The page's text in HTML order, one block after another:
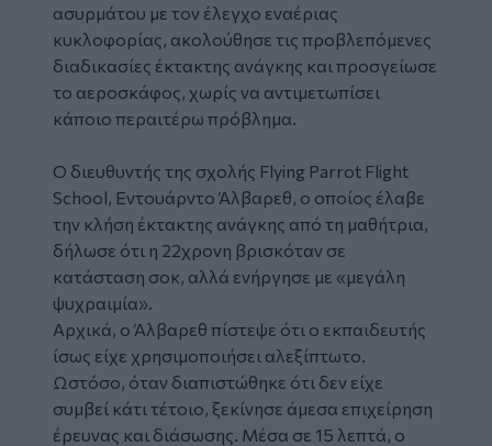
ασυρμάτου με τον έλεγχο εναέριας
κυκλοφορίας, ακολούθησε τις προβλεπόμενες
διαδικασίες έκτακτης ανάγκης και προσγείωσε
το αεροσκάφος, χωρίς να αντιμετωπίσει
κάποιο περαιτέρω πρόβλημα.
Ο διευθυντής της σχολής Flying Parrot Flight
School, Εντουάρντο Άλβαρεθ, ο οποίος έλαβε
την κλήση έκτακτης ανάγκης από τη μαθήτρια,
δήλωσε ότι η 22χρονη βρισκόταν σε
κατάσταση σοκ, αλλά ενήργησε με «μεγάλη
ψυχραιμία».
Αρχικά, ο Άλβαρεθ πίστεψε ότι ο εκπαιδευτής
ίσως είχε χρησιμοποιήσει αλεξίπτωτο.
Ωστόσο, όταν διαπιστώθηκε ότι δεν είχε
συμβεί κάτι τέτοιο, ξεκίνησε άμεσα επιχείρηση
έρευνας και διάσωσης. Μέσα σε 15 λεπτά, ο